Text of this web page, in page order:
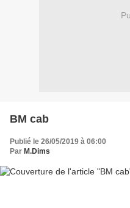
BM cab
Publié le 26/05/2019 à 06:00
Par M.Dims